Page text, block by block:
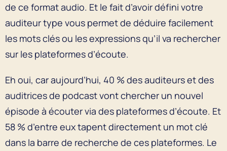
de ce format audio. Et le fait d’avoir défini votre
auditeur type vous permet de déduire facilement
les mots clés ou les expressions qu’il va rechercher
sur les plateformes d’écoute.
Eh oui, car aujourd’hui, 40 % des auditeurs et des
auditrices de podcast vont chercher un nouvel
épisode à écouter via des plateformes d’écoute. Et
58 % d’entre eux tapent directement un mot clé
dans la barre de recherche de ces plateformes. Le